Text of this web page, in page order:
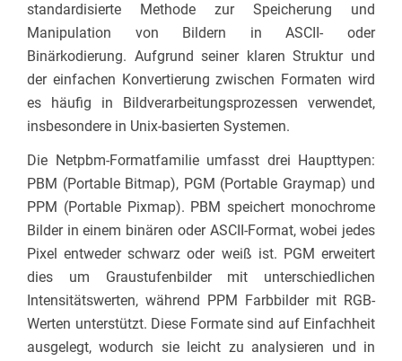
standardisierte Methode zur Speicherung und
Manipulation von Bildern in ASCII- oder
Binärkodierung. Aufgrund seiner klaren Struktur und
der einfachen Konvertierung zwischen Formaten wird
es häufig in Bildverarbeitungsprozessen verwendet,
insbesondere in Unix-basierten Systemen.
Die Netpbm-Formatfamilie umfasst drei Haupttypen:
PBM (Portable Bitmap), PGM (Portable Graymap) und
PPM (Portable Pixmap). PBM speichert monochrome
Bilder in einem binären oder ASCII-Format, wobei jedes
Pixel entweder schwarz oder weiß ist. PGM erweitert
dies um Graustufenbilder mit unterschiedlichen
Intensitätswerten, während PPM Farbbilder mit RGB-
Werten unterstützt. Diese Formate sind auf Einfachheit
ausgelegt, wodurch sie leicht zu analysieren und in